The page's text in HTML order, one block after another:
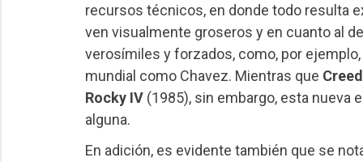
recursos técnicos, en donde todo resulta
ven visualmente groseros y en cuanto al
verosímiles y forzados, como, por
mundial como Chavez. Mientras que
Rocky IV (1985), sin embargo, esta nueva
alguna.
En adición, es evidente también que se